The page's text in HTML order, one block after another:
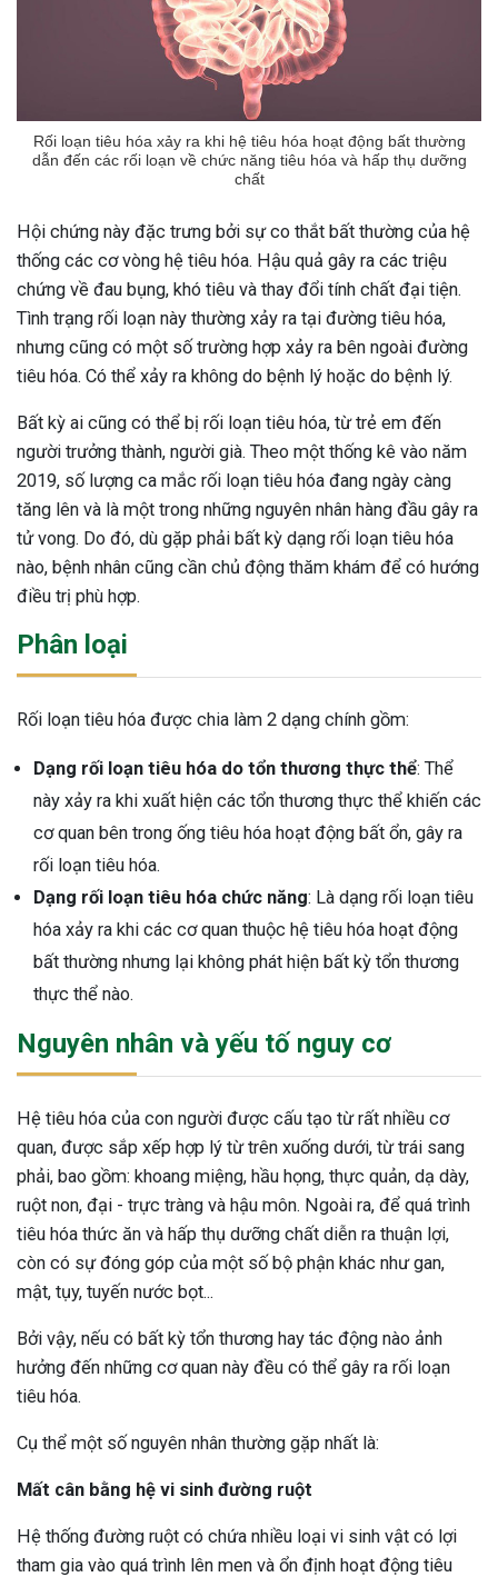
Thông Tin Cần Biết
sau sinh là tình trạng viêm da
phổ biến, khiến đôi bàn tay,
của chị em trở nên khô...
Rối loạn tiêu hóa xảy ra khi hệ tiêu hóa hoạt động bất thường
dẫn đến các rối loạn về chức năng tiêu hóa và hấp thụ dưỡng
chất
Hội chứng này đặc trưng bởi sự co thắt bất thường của hệ
thống các cơ vòng hệ tiêu hóa. Hậu quả gây ra các triệu
chứng về đau bụng, khó tiêu và thay đổi tính chất đại tiện.
Tình trạng rối loạn này thường xảy ra tại đường tiêu hóa,
nhưng cũng có một số trường hợp xảy ra bên ngoài đường
tiêu hóa. Có thể xảy ra không do bệnh lý hoặc do bệnh lý.
Bất kỳ ai cũng có thể bị rối loạn tiêu hóa, từ trẻ em đến
người trưởng thành, người già. Theo một thống kê vào năm
2019, số lượng ca mắc rối loạn tiêu hóa đang ngày càng
tăng lên và là một trong những nguyên nhân hàng đầu gây ra
tử vong. Do đó, dù gặp phải bất kỳ dạng rối loạn tiêu hóa
nào, bệnh nhân cũng cần chủ động thăm khám để có hướng
điều trị phù hợp.
Phân loại
Rối loạn tiêu hóa được chia làm 2 dạng chính gồm:
Dạng rối loạn tiêu hóa do tổn thương thực thể: Thể
này xảy ra khi xuất hiện các tổn thương thực thể khiến các
cơ quan bên trong ống tiêu hóa hoạt động bất ổn, gây ra
rối loạn tiêu hóa.
Dạng rối loạn tiêu hóa chức năng: Là dạng rối loạn tiêu
hóa xảy ra khi các cơ quan thuộc hệ tiêu hóa hoạt động
bất thường nhưng lại không phát hiện bất kỳ tổn thương
thực thể nào.
Nguyên nhân và yếu tố nguy cơ
Hệ tiêu hóa của con người được cấu tạo từ rất nhiều cơ
quan, được sắp xếp hợp lý từ trên xuống dưới, từ trái sang
phải, bao gồm: khoang miệng, hầu họng, thực quản, dạ dày,
ruột non, đại - trực tràng và hậu môn. Ngoài ra, để quá trình
tiêu hóa thức ăn và hấp thụ dưỡng chất diễn ra thuận lợi,
còn có sự đóng góp của một số bộ phận khác như gan,
mật, tụy, tuyến nước bọt...
Bởi vậy, nếu có bất kỳ tổn thương hay tác động nào ảnh
hưởng đến những cơ quan này đều có thể gây ra rối loạn
tiêu hóa.
Cụ thể một số nguyên nhân thường gặp nhất là:
Mất cân bằng hệ vi sinh đường ruột
Hệ thống đường ruột có chứa nhiều loại vi sinh vật có lợi
tham gia vào quá trình lên men và ổn định hoạt động tiêu